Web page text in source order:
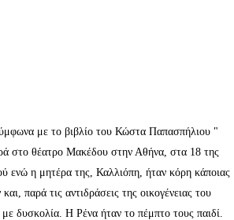
με το βιβλίο του Κώστα Παπασπήλιου "
στο θέατρο Μακέδου στην Αθήνα, στα 18 της
ενώ η μητέρα της, Καλλιόπη, ήταν κόρη κάποιας
παρά τις αντιδράσεις της οικογένειας του
δυσκολία. Η Ρένα ήταν το πέμπτο τους παιδί.